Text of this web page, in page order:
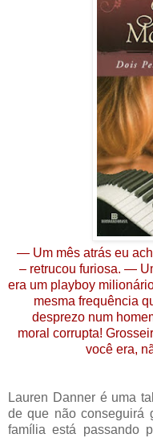
— Um mês atrás eu
– retrucou furiosa. —
era um playboy
mesma frequência
desprezo num
moral corrupta!
você era,
Lauren Danner é uma
de que não conseguirá
família está passando